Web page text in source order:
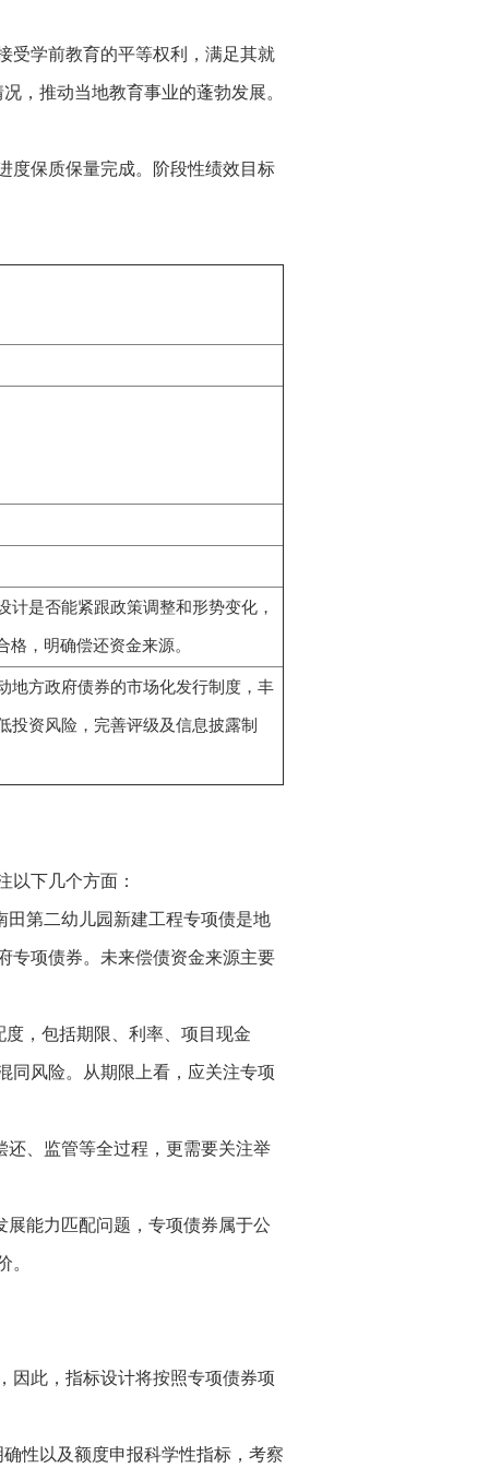
受学前教育的平等权利，满足其就
，推动当地教育事业的蓬勃发展。
度保质保量完成。阶段性绩效目标
是否能紧跟政策调整和形势变化，
，明确偿还资金来源。
地方政府债券的市场化发行制度，丰
投资风险，完善评级及信息披露制
以下几个方面：
田第二幼儿园新建工程专项债是地
专项债券。未来偿债资金来源主要
，包括期限、利率、项目现金
同风险。从期限上看，应关注专项
、监管等全过程，更需要关注举
能力匹配问题，专项债券属于公
。
因此，指标设计将按照专项债券项
性以及额度申报科学性指标，考察